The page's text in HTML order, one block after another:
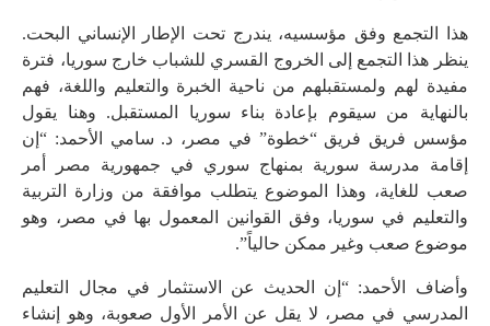
هذا التجمع وفق مؤسسيه، يندرج تحت الإطار الإنساني البحت.
ينظر هذا التجمع إلى الخروج القسري للشباب خارج سوريا، فترة
مفيدة لهم ولمستقبلهم من ناحية الخبرة والتعليم واللغة، فهم
بالنهاية من سيقوم بإعادة بناء سوريا المستقبل. وهنا يقول
مؤسس فريق فريق “خطوة” في مصر، د. سامي الأحمد: “إن
إقامة مدرسة سورية بمنهاج سوري في جمهورية مصر أمر
صعب للغاية، وهذا الموضوع يتطلب موافقة من وزارة التربية
والتعليم في سوريا، وفق القوانين المعمول بها في مصر، وهو
موضوع صعب وغير ممكن حالياً”.
وأضاف الأحمد: “إن الحديث عن الاستثمار في مجال التعليم
المدرسي في مصر، لا يقل عن الأمر الأول صعوبة، وهو إنشاء